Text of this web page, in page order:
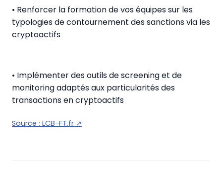
• Renforcer la formation de vos équipes sur les
typologies de contournement des sanctions via les
cryptoactifs
• Implémenter des outils de screening et de
monitoring adaptés aux particularités des
transactions en cryptoactifs
Source : LCB-FT.fr ↗